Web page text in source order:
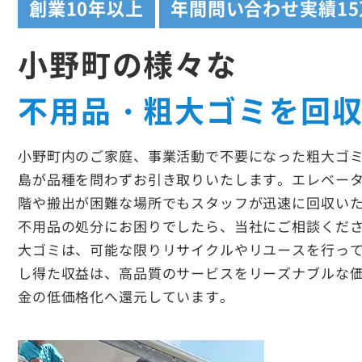
創業10年以上 年間問い合わせ実績
小野町の様々な
不用品・粗大ゴミを回
小野町内のご家庭、事業活動で不要になった粗大ゴ
島が品種を問わずお引き取りいたします。エレベー
階や搬出が困難な場所でもスタッフが迅速に回収い
不用品の処分にお困りでしたら、当社にご相談くだ
大ゴミは、可能な限りリサイクルやリユースを行っ
し得た収益は、高品質のサービスをリーズナブルな
金の低価格化へ還元しています。